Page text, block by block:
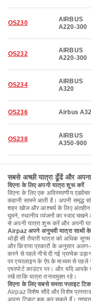
OS230
AIRBUS
A220-300
OS232
AIRBUS
A220-300
OS234
AIRBUS
A320
OS236 Airbus
OS238
AIRBUS
A350-900
सबसे अच्छी यात्रा ढूँढें और
विएना के लिए अपनी यात्रा शुरू करें
विएना के लिए एक अविस्मरणीय
कहानी सामने आती है। अपनी समृद्ध
शहर खोज और आश्चर्य के लिए
घूमने, स्थानीय व्यंजनों का स्वाद
से अपनी यात्रा शुरू करें और अपनी
Airpaz अपने अनुभवी यात्रा साथी
थोड़ी सी तैयारी यात्रा को अधिक
और किराया प्रकारों के अनुसार
करने से पहले नीचे दी गई प्रत्येक
पर एयरलाइन के ऐप के माध्यम से
एयरपोर्ट काउंटर पर। और यदि आपके
रखें ताकि यात्रा तनावमुक्त रहे।
विएना के लिए सबसे सस्ता फ्लाइट
Airpaz विशेष सौदे और विशेष
अपना टिकट बुक कर सकते हैं। गुणवत्ता